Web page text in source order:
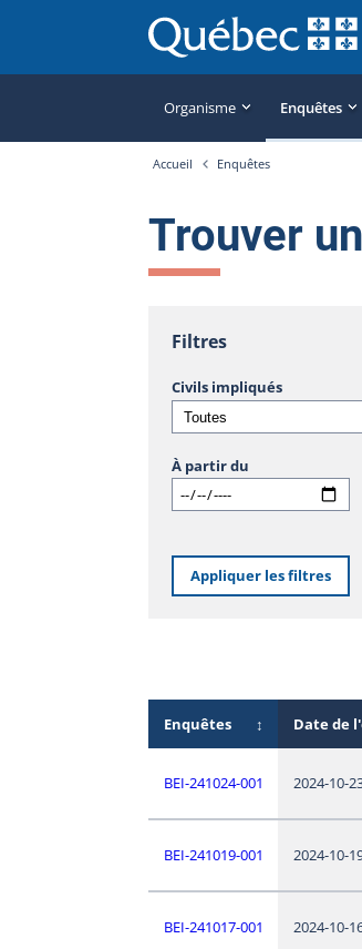
Organisme Enquêtes
Accueil Enquêtes
Trouver
Filtres
Civils impliqués
À partir du
Appliquer les filtres
Enquêtes ↕ Date de
BEI-241024-001 2024-10-
BEI-241019-001 2024-10-
BEI-241017-001 2024-10-